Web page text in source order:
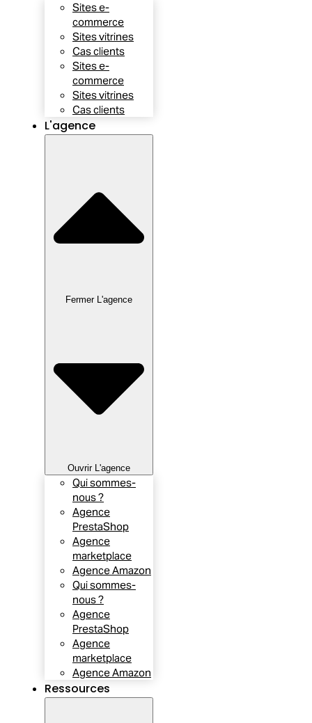
Sites e-
commerce
Sites vitrines
Cas clients
Sites e-
commerce
Sites vitrines
Cas clients
L'agence
Fermer L'agence
Ouvrir L'agence
Qui sommes-
nous ?
Agence
PrestaShop
Agence
marketplace
Agence Amazon
Qui sommes-
nous ?
Agence
PrestaShop
Agence
marketplace
Agence Amazon
Ressources